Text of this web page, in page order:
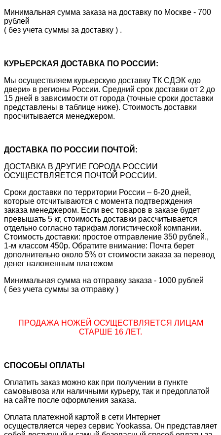
Минимальная сумма заказа на доставку по Москве - 700
рублей
( без учета суммы за доставку ) .
КУРЬЕРСКАЯ ДОСТАВКА ПО РОССИИ:
Мы осуществляем курьерскую доставку ТК СДЭК «до
двери» в регионы России. Средний срок доставки от 2 до
15 дней в зависимости от города (точные сроки доставки
представлены в таблице ниже). Стоимость доставки
просчитывается менеджером.
ДОСТАВКА ПО РОССИИ ПОЧТОЙ:
ДОСТАВКА В ДРУГИЕ ГОРОДА РОССИИ
ОСУЩЕСТВЛЯЕТСЯ ПОЧТОЙ РОССИИ.
Сроки доставки по территории России – 6-20 дней,
которые отсчитываются с момента подтверждения
заказа менеджером. Если вес товаров в заказе будет
превышать 5 кг, стоимость доставки рассчитывается
отдельно согласно тарифам логистической компании.
Стоимость доставки: простое отправление 350 рублей.,
1-м классом 450р. Обратите внимание: Почта берет
дополнительно около 5% от стоимости заказа за перевод
денег наложенным платежом
Минимальная сумма на отправку заказа - 1000 рублей
( без учета суммы за отправку )
ПРОДАЖА НОЖЕЙ ОСУЩЕСТВЛЯЕТСЯ ЛИЦАМ
СТАРШЕ 16 ЛЕТ.
СПОСОБЫ ОПЛАТЫ
Оплатить заказ можно как при получении в пункте
самовывоза или наличными курьеру, так и предоплатой
на сайте после оформления заказа.
Оплата платежной картой в сети Интернет
осуществляется через сервис Yookassa. Он представляет